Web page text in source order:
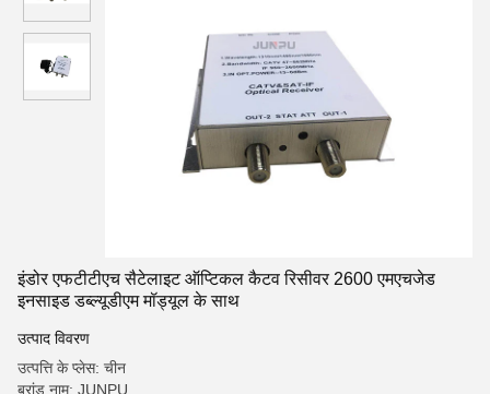
इंडोर एफटीटीएच सैटेलाइट ऑप्टिकल कैटव रिसीवर 2600 एमएचजेड
इनसाइड डब्ल्यूडीएम मॉड्यूल के साथ
उत्पाद विवरण
उत्पत्ति के प्लेस: चीन
ब्रांड नाम: JUNPU